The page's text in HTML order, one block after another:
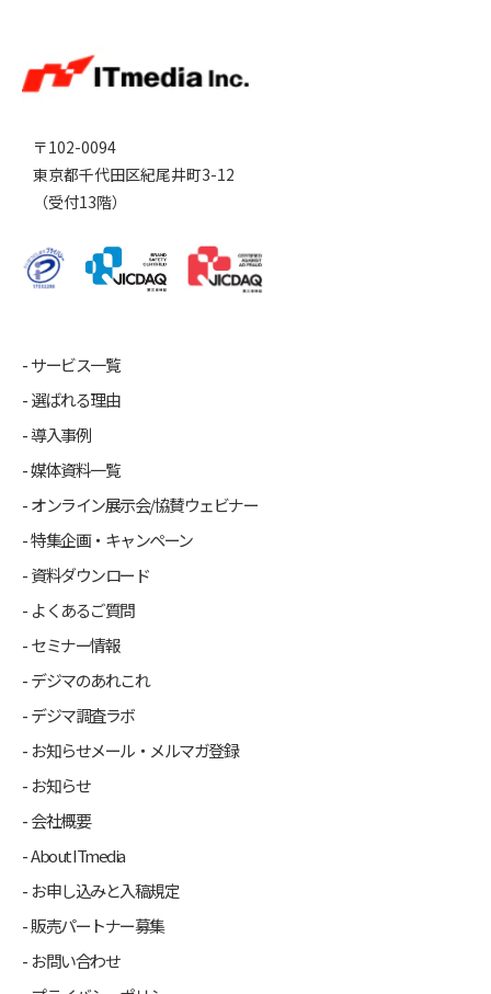
〒102-0094
東京都千代田区紀尾井町3-12
（受付13階）
サービス一覧
選ばれる理由
導入事例
媒体資料一覧
オンライン展示会/協賛ウェビナー
特集企画・キャンペーン
資料ダウンロード
よくあるご質問
セミナー情報
デジマのあれこれ
デジマ調査ラボ
お知らせメール・メルマガ登録
お知らせ
会社概要
About ITmedia
お申し込みと入稿規定
販売パートナー募集
お問い合わせ